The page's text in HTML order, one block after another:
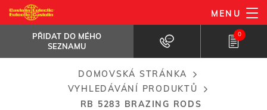
Přejít
k
hlavnímu
obsahu
MENU
PŘIDAT DO MÉHO
SEZNAMU
0
RB 5283 brazing rods
PŘIDAT DO MÉHO SEZNAMU
Breadcrumb
DOMOVSKÁ STRÁNKA
VYHLEDÁVÁNÍ PRODUKTŮ
RB 5283 BRAZING RODS